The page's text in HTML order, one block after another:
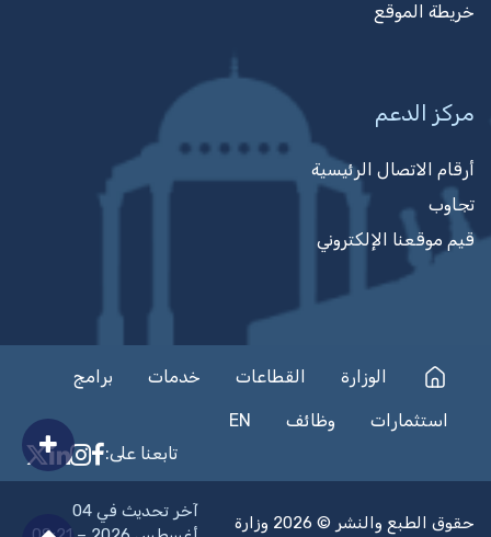
خريطة الموقع
مركز الدعم
أرقام الاتصال الرئيسية
تجاوب
قيم موقعنا الإلكتروني
الوزارة القطاعات خدمات برامج
استثمارات وظائف
EN
تابعنا على:
Facebook
X
حقوق الطبع والنشر © 2026 وزارة
آخر تحديث في 04